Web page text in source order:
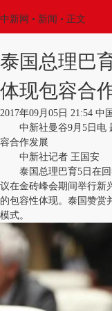
中新网 • 新闻 • 正文
泰国总理巴
体现包容合
2017年09月05日 21:54 中
中新社曼谷9月5日电
容合作发展
中新社记者 王国安
泰国总理巴育5日在回
议在金砖峰会期间举行新
的包容性体现。泰国赞赏
模式。